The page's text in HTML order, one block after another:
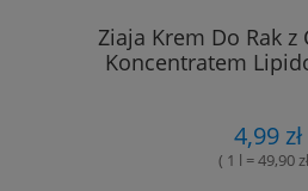
Ziaja Krem Do Rak
Koncentratem
4,99 zł
( 1 l = 49,90